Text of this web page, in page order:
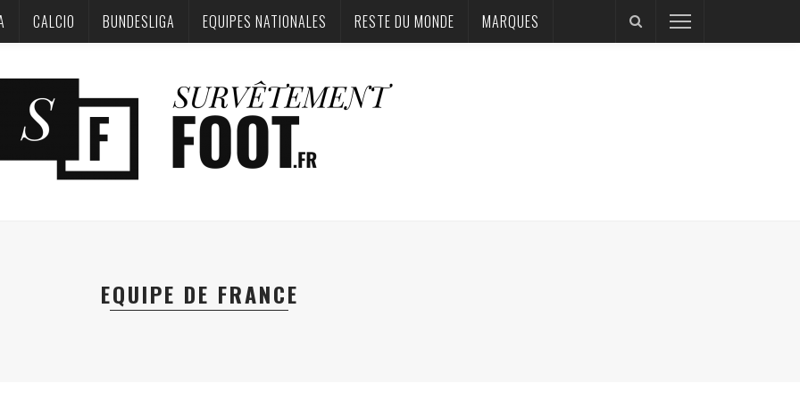
CALCIO BUNDESLIGA‎ EQUIPES NATIONALES RESTE DU MONDE MARQUES
EQUIPE DE FRANCE